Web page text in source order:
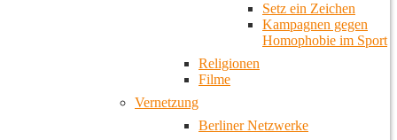
Setz ein Zeichen
Kampagnen gegen
Homophobie im Sport
Religionen
Filme
Vernetzung
Berliner Netzwerke